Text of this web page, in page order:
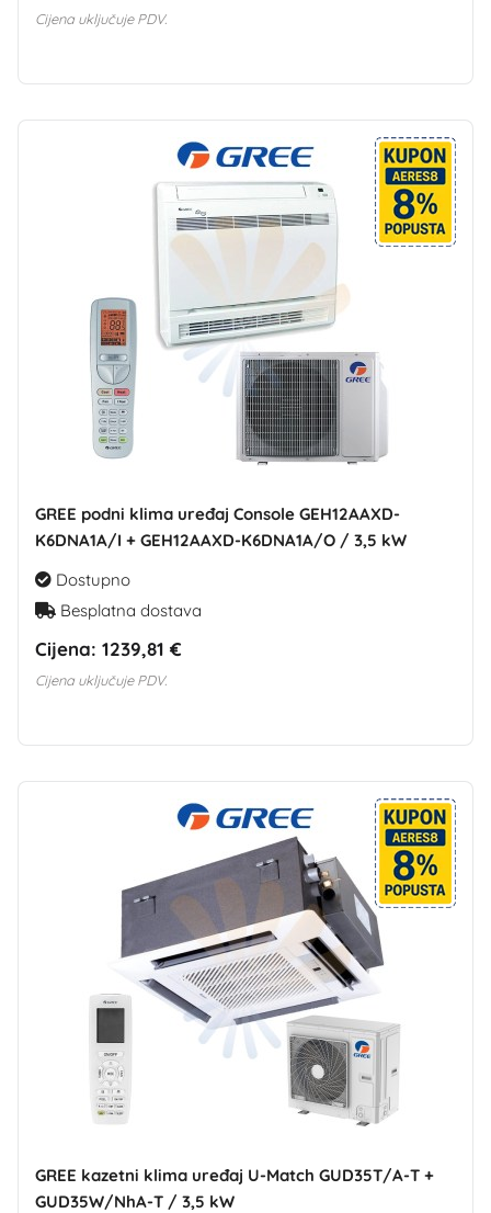
Cijena uključuje PDV.
GREE podni klima uređaj Console GEH12AAXD-
K6DNA1A/I + GEH12AAXD-K6DNA1A/O / 3,5 kW
Dostupno
Besplatna dostava
Cijena: 1239,81 €
Cijena uključuje PDV.
GREE kazetni klima uređaj U-Match GUD35T/A-T +
GUD35W/NhA-T / 3,5 kW